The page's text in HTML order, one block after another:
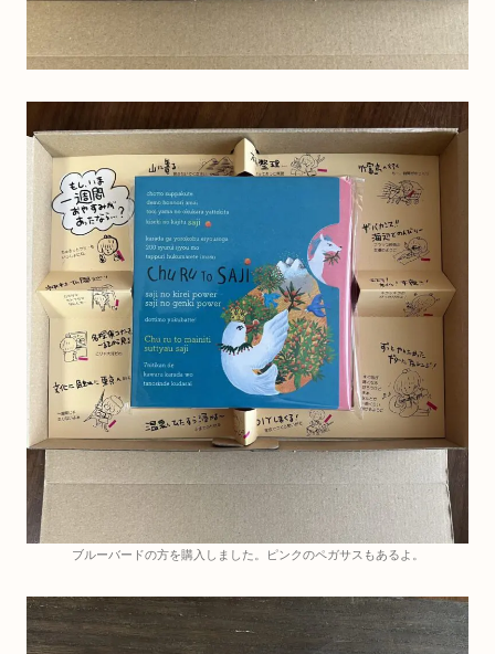
ブルーバードの方を購入しました。ピンクのペガサスもあるよ。